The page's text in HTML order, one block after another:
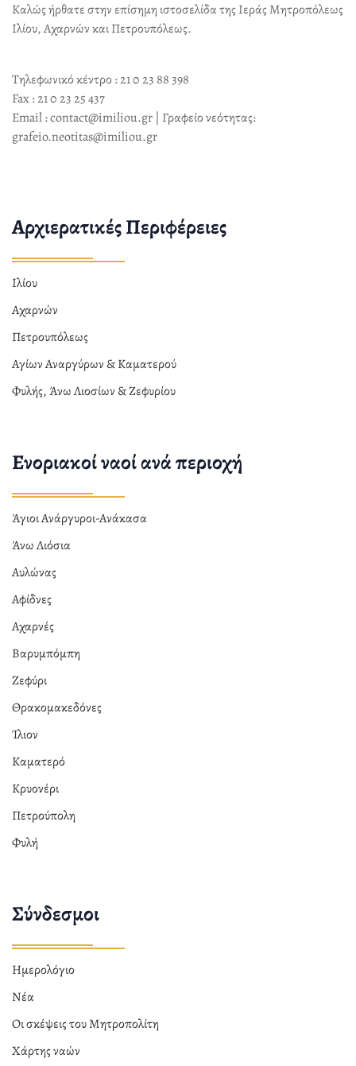
Καλώς ήρθατε στην επίσημη ιστοσελίδα της Ιεράς Μητροπόλεως
Ιλίου, Αχαρνών και Πετρουπόλεως.
Τηλεφωνικό κέντρο : 21 0 23 88 398
Fax : 21 0 23 25 437
Email : contact@imiliou.gr | Γραφείο νεότητας:
grafeio.neotitas@imiliou.gr
Αρχιερατικές Περιφέρειες
Ιλίου
Αχαρνών
Πετρουπόλεως
Αγίων Αναργύρων & Καματερού
Φυλής, Άνω Λιοσίων & Ζεφυρίου
Ενοριακοί ναοί ανά περιοχή
Άγιοι Ανάργυροι-Ανάκασα
Άνω Λιόσια
Αυλώνας
Αφίδνες
Αχαρνές
Βαρυμπόμπη
Ζεφύρι
Θρακομακεδόνες
Ίλιον
Καματερό
Κρυονέρι
Πετρούπολη
Φυλή
Σύνδεσμοι
Ημερολόγιο
Νέα
Οι σκέψεις του Μητροπολίτη
Χάρτης ναών